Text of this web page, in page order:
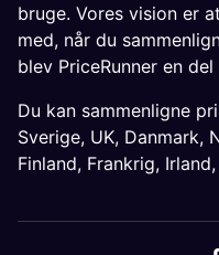
bruge. Vores vision er
med, når du
blev PriceRunner en del
Du kan sammenligne
Sverige, UK, Danmark,
Finland, Frankrig, Irland,